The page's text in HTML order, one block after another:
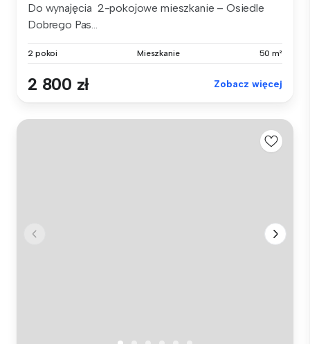
Do wynajęcia 2-pokojowe mieszkanie – Osiedle
Dobrego Pas...
2 pokoi Mieszkanie 50 m²
2 800 zł Zobacz więcej